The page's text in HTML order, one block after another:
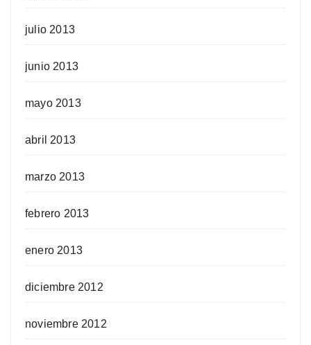
julio 2013
junio 2013
mayo 2013
abril 2013
marzo 2013
febrero 2013
enero 2013
diciembre 2012
noviembre 2012